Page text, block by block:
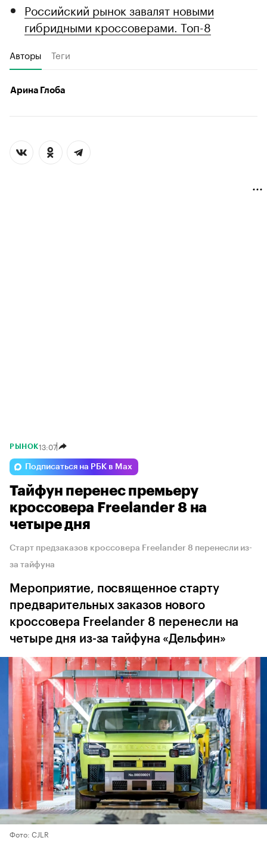
Российский рынок завалят новыми
гибридными кроссоверами. Топ-8
Авторы Теги
Арина Глоба
РЫНОК13:07
Подписаться на РБК в Max
Тайфун перенес премьеру
кроссовера Freelander 8 на
четыре дня
Старт предзаказов кроссовера Freelander 8 перенесли из-
за тайфуна
Мероприятие, посвященное старту
предварительных заказов нового
кроссовера Freelander 8 перенесли на
четыре дня из-за тайфуна «Дельфин»
Фото: CJLR